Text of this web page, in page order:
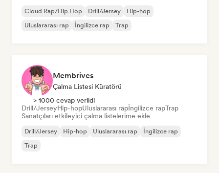
Cloud Rap/Hip Hop Drill/Jersey
Hip-hop
Uluslararası rap
İngilizce rap Trap
Membrives
Çalma Listesi Küratörü
> 1000 cevap verildi
Drill/JerseyHip-hopUluslararası rapİngilizce rapTrap
Sanatçıları etkileyici çalma listelerime ekle
Drill/Jersey Hip-hop Uluslararası rap
İngilizce rap
Trap